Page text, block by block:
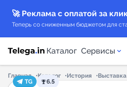
🚀 Реклама с оплатой за
Теперь со сниженным бюджетом для
Каталог Сервисы
Главная Каталог История
TG
6.5